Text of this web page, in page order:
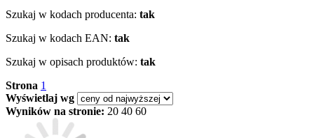
Szukaj w kodach producenta: tak
Szukaj w kodach EAN: tak
Szukaj w opisach produktów: tak
Strona 1
Wyświetlaj wg
Wyników na stronie: 20 40 60